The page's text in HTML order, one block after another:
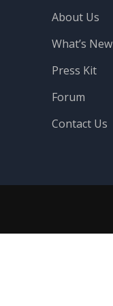
About Us
What’s New
Press Kit
Forum
Contact Us